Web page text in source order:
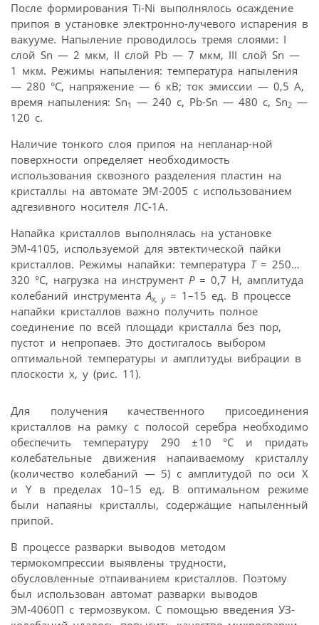
После формирования Ti-Ni выполнялось осаждение
припоя в установке электронно-лучевого испарения в
вакууме. Напыление проводилось тремя слоями: I
слой Sn — 2 мкм, II слой Pb — 7 мкм, III слой Sn —
1 мкм. Режимы напыления: температура напыления
— 280 °С, напряжение — 6 кВ; ток эмиссии — 0,5 А,
время напыления: Sn1 — 240 с, Pb-Sn — 480 с, Sn2 —
120 с.
Наличие тонкого слоя припоя на непланар-ной
поверхности определяет необходимость
использования сквозного разделения пластин на
кристаллы на автомате ЭМ-2005 с использованием
адгезивного носителя ЛС-1А.
Напайка кристаллов выполнялась на установке
ЭМ-4105, используемой для эвтектической пайки
кристаллов. Режимы напайки: температура Т= 250…
320 °С, нагрузка на инструмент Р= 0,7 Н, амплитуда
колебаний инструментаAx, y= 1–15 ед. В процессе
напайки кристаллов важно получить полное
соединение по всей площади кристалла без пор,
пустот и непропаев. Это достигалось выбором
оптимальной температуры и амплитуды вибрации в
плоскости x, y (рис. 11).
Для получения качественного присоединения
кристаллов на рамку с полосой серебра необходимо
обеспечить температуру 290 ±10 °С и придать
колебательные движения напаиваемому кристаллу
(количество колебаний — 5) с амплитудой по оси X
и Y в пределах 10–15 ед. В оптимальном режиме
были напаяны кристаллы, содержащие напыленный
припой.
В процессе разварки выводов методом
термокомпрессии выявлены трудности,
обусловленные отпаиванием кристаллов. Поэтому
был использован автомат разварки выводов
ЭМ-4060П с термозвуком. С помощью введения УЗ-